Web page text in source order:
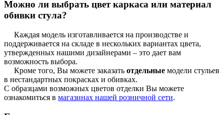
Можно ли выбрать цвет каркаса или материал
обивки стула?
Каждая модель изготавливается на производстве и
поддерживается на складе в нескольких вариантах цвета,
утвержденных нашими дизайнерами – это дает вам
возможность выбора.
Кроме того, Вы можете заказать отдельные модели стульев
в нестандартных покрасках и обивках.
С образцами возможных цветов отделки Вы можете
ознакомиться в магазинах нашей розничной сети.